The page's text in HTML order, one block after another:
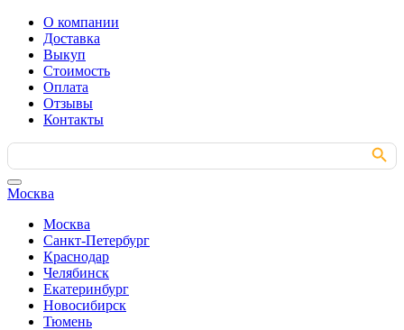
О компании
Доставка
Выкуп
Стоимость
Оплата
Отзывы
Контакты
Search
for:
Search Button
Москва
Москва
Санкт-Петербург
Краснодар
Челябинск
Екатеринбург
Новосибирск
Тюмень